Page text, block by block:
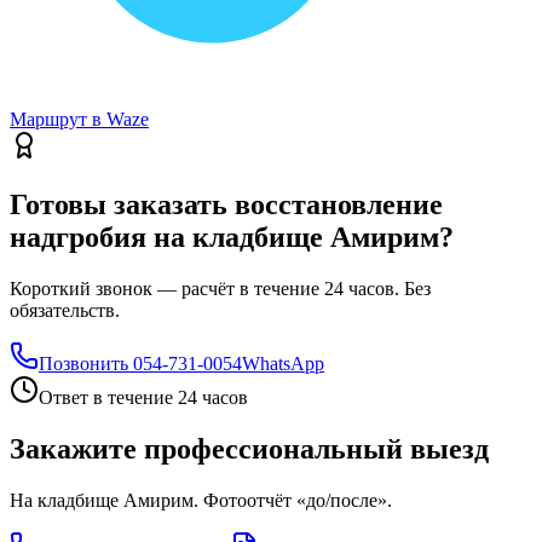
Маршрут в Waze
Готовы заказать восстановление
надгробия на кладбище Амирим?
Короткий звонок — расчёт в течение 24 часов. Без
обязательств.
Позвонить 054-731-0054WhatsApp
Ответ в течение 24 часов
Закажите профессиональный выезд
На кладбище Амирим. Фотоотчёт «до/после».